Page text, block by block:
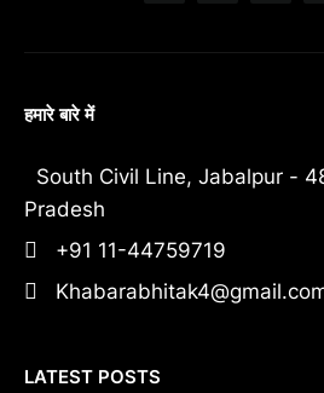
हमारे बारे में
South Civil Line, Jabalpur -
Pradesh
+91 11-44759719
LATEST POSTS